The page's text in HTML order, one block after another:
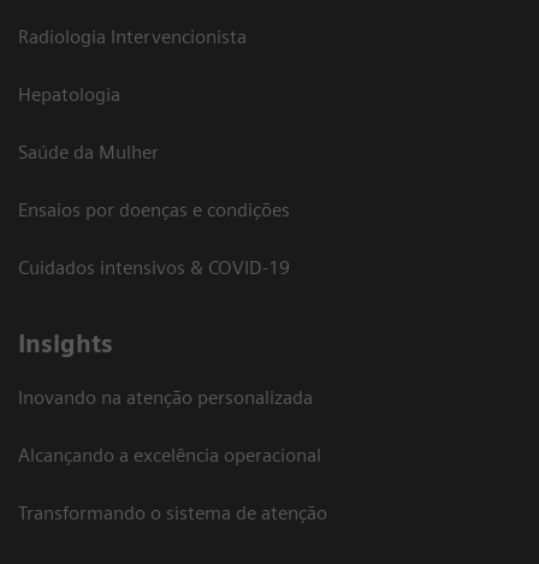
Radiologia Intervencionista
Hepatologia
Saúde da Mulher
Ensaios por doenças e condições
Cuidados intensivos & COVID-19
Insights
Inovando na atenção personalizada
Alcançando a excelência operacional
Transformando o sistema de atenção